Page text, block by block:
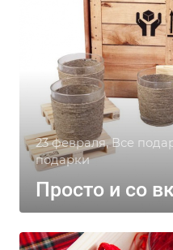
23 февраля, Все
подарки
Просто и со